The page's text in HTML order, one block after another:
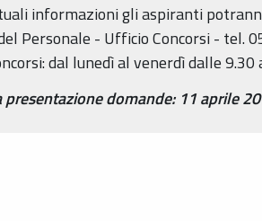
informazioni gli aspiranti
Personale - Ufficio Concorsi - tel.
dal lunedì al venerdì dalle 9.30
presentazione domande: 11 aprile